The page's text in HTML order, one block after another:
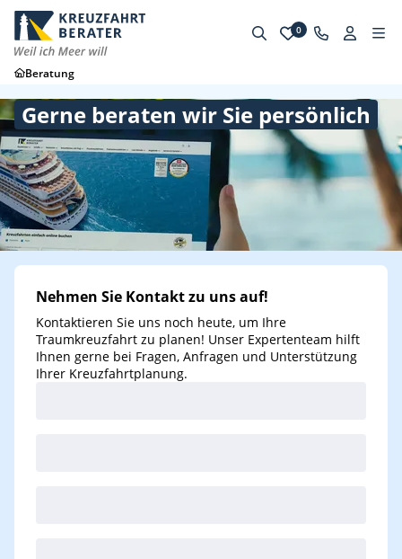
0
Beratung
Gerne beraten wir Sie persönlich
Nehmen Sie Kontakt zu uns auf!
Kontaktieren Sie uns noch heute, um Ihre
Traumkreuzfahrt zu planen! Unser Expertenteam hilft
Ihnen gerne bei Fragen, Anfragen und Unterstützung
Ihrer Kreuzfahrtplanung.